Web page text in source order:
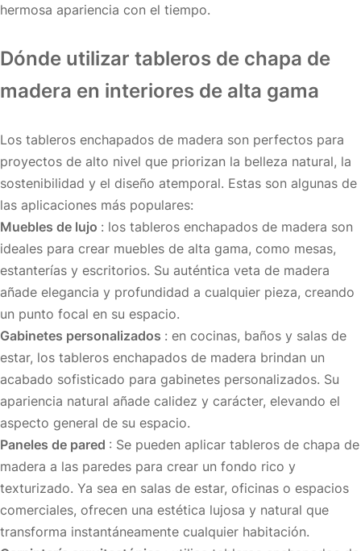
hermosa apariencia con el tiempo.
Dónde utilizar tableros de chapa de
madera en interiores de alta gama
Los tableros enchapados de madera son perfectos para
proyectos de alto nivel que priorizan la belleza natural, la
sostenibilidad y el diseño atemporal. Estas son algunas de
las aplicaciones más populares:
Muebles de lujo : los tableros enchapados de madera son
ideales para crear muebles de alta gama, como mesas,
estanterías y escritorios. Su auténtica veta de madera
añade elegancia y profundidad a cualquier pieza, creando
un punto focal en su espacio.
Gabinetes personalizados : en cocinas, baños y salas de
estar, los tableros enchapados de madera brindan un
acabado sofisticado para gabinetes personalizados. Su
apariencia natural añade calidez y carácter, elevando el
aspecto general de su espacio.
Paneles de pared : Se pueden aplicar tableros de chapa de
madera a las paredes para crear un fondo rico y
texturizado. Ya sea en salas de estar, oficinas o espacios
comerciales, ofrecen una estética lujosa y natural que
transforma instantáneamente cualquier habitación.